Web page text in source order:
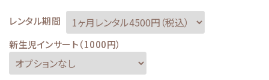
レンタル期間
新生児インサート（1000円）